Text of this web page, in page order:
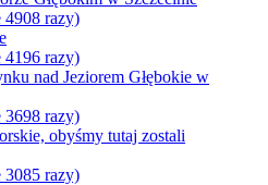
4908 razy)
4196 razy)
nad Jeziorem Głębokie w
3698 razy)
obyśmy tutaj zostali
3085 razy)